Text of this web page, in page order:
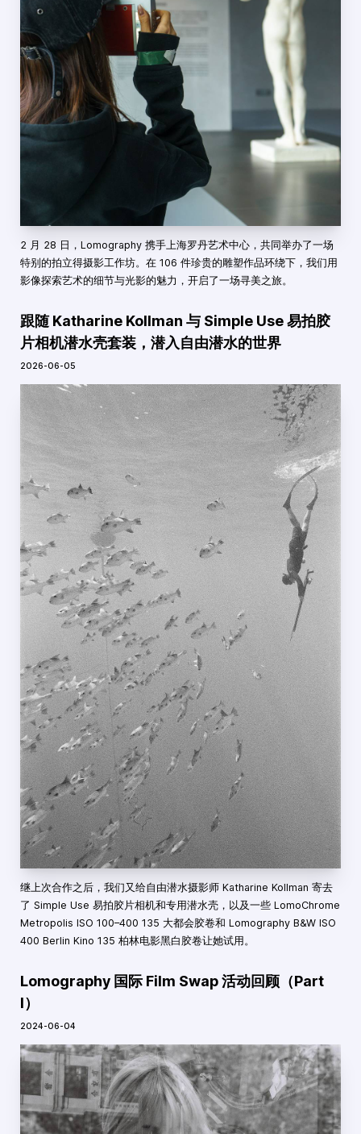
2 月 28 日，Lomography 携手上海罗丹艺术中心，共同举办了一场
特别的拍立得摄影工作坊。在 106 件珍贵的雕塑作品环绕下，我们用
影像探索艺术的细节与光影的魅力，开启了一场寻美之旅。
跟随 Katharine Kollman 与 Simple Use 易拍胶
片相机潜水壳套装，潜入自由潜水的世界
2026-06-05
继上次合作之后，我们又给自由潜水摄影师 Katharine Kollman 寄去
了 Simple Use 易拍胶片相机和专用潜水壳，以及一些 LomoChrome
Metropolis ISO 100–400 135 大都会胶卷和 Lomography B&W ISO
400 Berlin Kino 135 柏林电影黑白胶卷让她试用。
Lomography 国际 Film Swap 活动回顾（Part
I）
2024-06-04